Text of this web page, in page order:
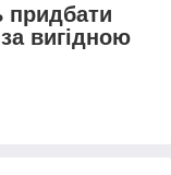
придбати
вигідною